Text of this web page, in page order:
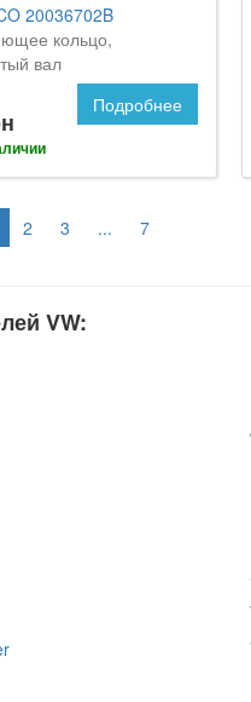
20036702B
кольцо,
вал
Подробнее
2 3 ... 7
VW: